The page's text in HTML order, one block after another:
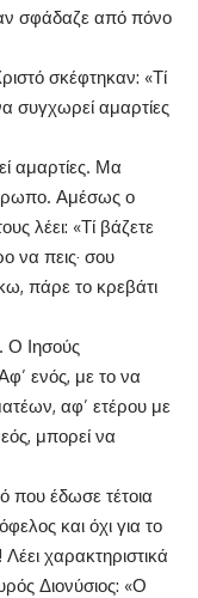
σφάδαζε από πόνο
σκέφτηκαν: «Τί
συγχωρεί αμαρτίες
αμαρτίες. Μα
Αμέσως ο
λέει: «Τί βάζετε
να πεις· σου
πάρε το κρεβάτι
Ο Ιησούς
ενός, με το να
αφ’ ετέρου με
μπορεί να
που έδωσε τέτοια
και όχι για το
χαρακτηριστικά
Διονύσιος: «Ο